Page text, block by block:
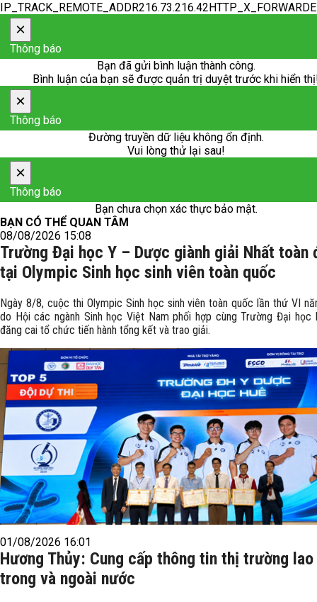
×
Thông báo
Bạn đã gửi bình luận thành công.
Bình luận của bạn sẽ được quản trị duyệt trước khi hiển
×
Thông báo
Đường truyền dữ liệu không ổn định.
Vui lòng thử lại sau!
×
Thông báo
Bạn chưa chọn xác thực bảo mật.
BẠN CÓ THỂ QUAN TÂM
08/08/2026 15:08
Trường Đại học Y – Dược giành giải Nhất toàn
tại Olympic Sinh học sinh viên toàn quốc
Ngày 8/8, cuộc thi Olympic Sinh học sinh viên toàn quốc lần thứ VI
do Hội các ngành Sinh học Việt Nam phối hợp cùng Trường Đại học
đăng cai tổ chức tiến hành tổng kết và trao giải.
01/08/2026 16:01
Hương Thủy: Cung cấp thông tin thị trường
trong và ngoài nước